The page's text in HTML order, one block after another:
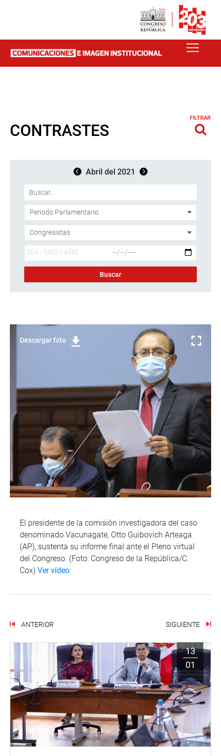
CONTRASTES
FILTRAR
Abril del 2021
Descargar foto
El presidente de la comisión investigadora del caso
denominado Vacunagate, Otto Guibovich Arteaga
(AP), sustenta su informe final ante el Pleno virtual
del Congreso. (Foto: Congreso de la República/C.
Cox) Ver vídeo
ANTERIOR SIGUIENTE
13
01